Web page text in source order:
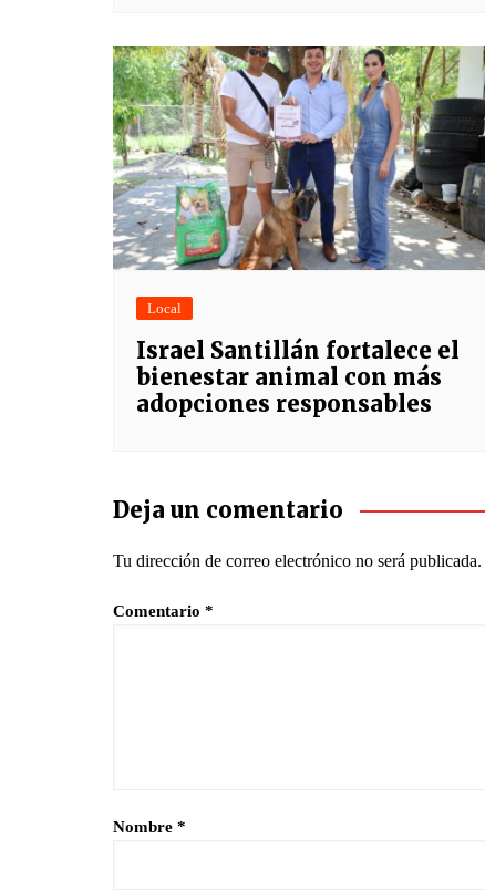
Local
Israel Santillán fortalece el
bienestar animal con más
adopciones responsables
Deja un comentario
Tu dirección de correo electrónico no será publicada.
Comentario *
Nombre *